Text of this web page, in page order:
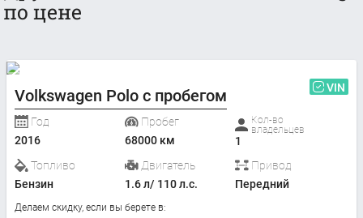
по цене
Volkswagen Polo с пробегом VIN
Год
2016
Пробег
68000 км
Кол-во
владельцев
1
Топливо
Бензин
Двигатель
1.6 л/ 110 л.с.
Привод
Передний
Делаем скидку, если вы берете в: